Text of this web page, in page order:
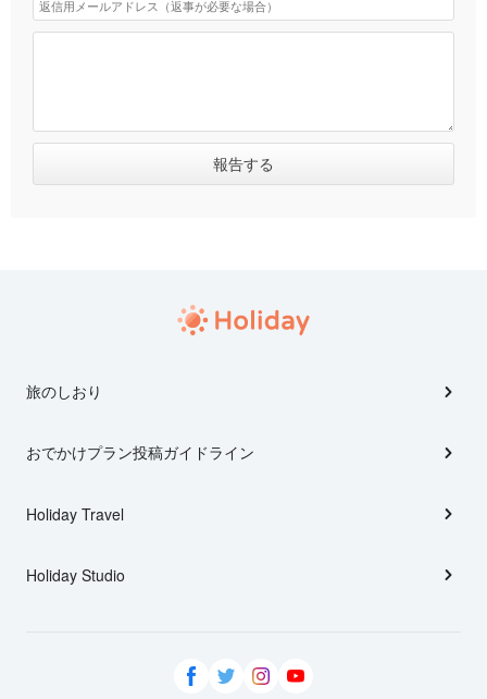
旅のしおり
おでかけプラン投稿ガイドライン
Holiday Travel
Holiday Studio